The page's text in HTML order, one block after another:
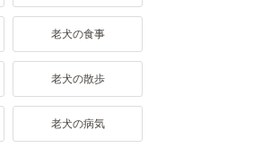
老犬の食事
老犬の散歩
老犬の病気